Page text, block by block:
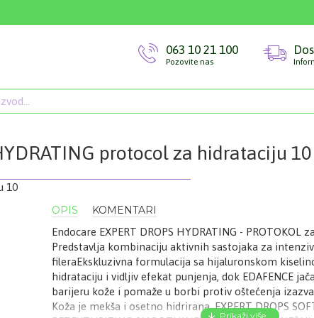
063 10 21 100
Pozovite nas
protocol za hidrataciju
OPIS KOMENTARI
Endocare EXPERT DROPS HYDRATING - PROTOKOL
Predstavlja kombinaciju aktivnih sastojaka za
fileraEkskluzivna formulacija sa hijaluronskom
hidrataciju i vidljiv efekat punjenja, dok EDAFENCE
barijeru kože i pomaže u borbi protiv oštećenja
Koža je mekša i osetno hidrirana. EXPERT DROPS